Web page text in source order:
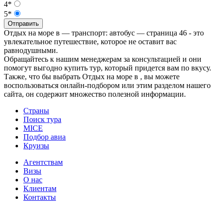
4*
5*
Отправить
Отдых на море в — транспорт: автобус — страница 46 - это
увлекательное путешествие, которое не оставит вас
равнодушными.
Обращайтесь к нашим менеджерам за консультацией и они
помогут выгодно купить тур, который придется вам по вкусу.
Также, что бы выбрать Отдых на море в , вы можете
воспользоваться онлайн-подбором или этим разделом нашего
сайта, он содержит множество полезной информации.
Страны
Поиск тура
MICE
Подбор авиа
Круизы
Агентствам
Визы
О нас
Клиентам
Контакты